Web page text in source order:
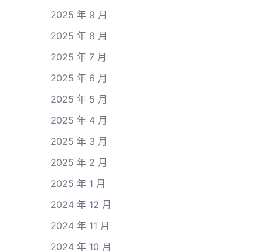
2025 年 9 月
2025 年 8 月
2025 年 7 月
2025 年 6 月
2025 年 5 月
2025 年 4 月
2025 年 3 月
2025 年 2 月
2025 年 1 月
2024 年 12 月
2024 年 11 月
2024 年 10 月